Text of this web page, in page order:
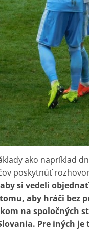
ako napríklad
poskytnúť
si vedeli
aby hráči bez
na spoločných
Pre iných je